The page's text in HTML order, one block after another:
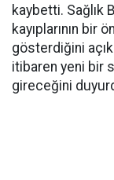
kaybetti. Sağlık
kayıplarının bir
gösterdiğini
itibaren yeni bir
gireceğini